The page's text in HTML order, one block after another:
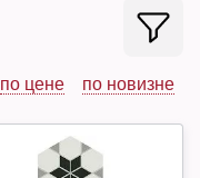
по цене по новизне